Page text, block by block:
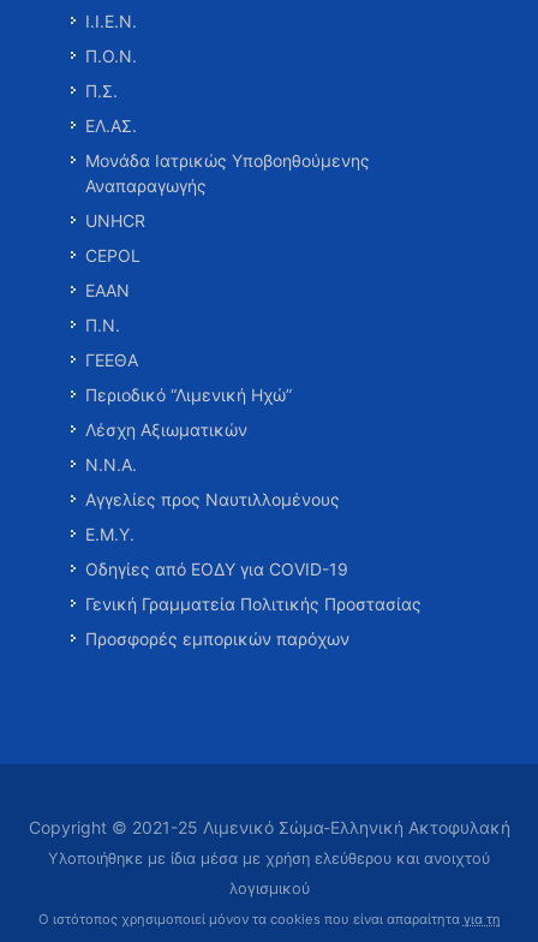
Ι.Ι.Ε.Ν.
Π.Ο.Ν.
Π.Σ.
ΕΛ.ΑΣ.
Μονάδα Ιατρικώς Υποβοηθούμενης
Αναπαραγωγής
UNHCR
CEPOL
ΕΑΑΝ
Π.Ν.
ΓΕΕΘΑ
Περιοδικό “Λιμενική Ηχώ”
Λέσχη Αξιωματικών
Ν.Ν.Α.
Αγγελίες προς Ναυτιλλομένους
Ε.Μ.Υ.
Οδηγίες από ΕΟΔΥ για COVID-19
Γενική Γραμματεία Πολιτικής Προστασίας
Προσφορές εμπορικών παρόχων
Copyright © 2021-25 Λιμενικό Σώμα-Ελληνική Ακτοφυλακή
Υλοποιήθηκε με ίδια μέσα με χρήση ελεύθερου και ανοιχτού
λογισμικού
Ο ιστότοπος χρησιμοποιεί μόνον τα cookies που είναι απαραίτητα για τη